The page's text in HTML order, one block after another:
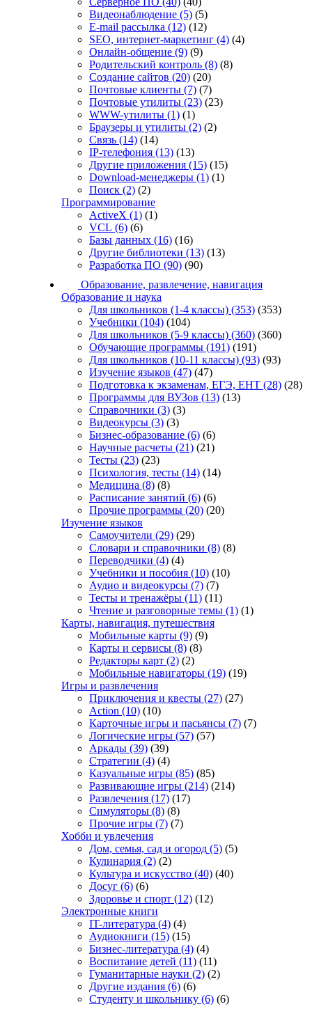
Видеонаблюдение (5) (5)
E-mail рассылка (12) (12)
SEO, интернет-маркетинг (4) (4)
Онлайн-общение (9) (9)
Родительский контроль (8) (8)
Создание сайтов (20) (20)
Почтовые клиенты (7) (7)
Почтовые утилиты (23) (23)
WWW-утилиты (1) (1)
Браузеры и утилиты (2) (2)
Связь (14) (14)
IP-телефония (13) (13)
Другие приложения (15) (15)
Download-менеджеры (1) (1)
Поиск (2) (2)
Программирование
ActiveX (1) (1)
VCL (6) (6)
Базы данных (16) (16)
Другие библиотеки (13) (13)
Разработка ПО (90) (90)
Образование, развлечение, навигация
Образование и наука
Для школьников (1-4 классы) (353) (353)
Учебники (104) (104)
Для школьников (5-9 классы) (360) (360)
Обучающие программы (191) (191)
Для школьников (10-11 классы) (93) (93)
Изучение языков (47) (47)
Подготовка к экзаменам, ЕГЭ, ЕНТ (28) (28)
Программы для ВУЗов (13) (13)
Справочники (3) (3)
Видеокурсы (3) (3)
Бизнес-образование (6) (6)
Научные расчеты (21) (21)
Тесты (23) (23)
Психология, тесты (14) (14)
Медицина (8) (8)
Расписание занятий (6) (6)
Прочие программы (20) (20)
Изучение языков
Самоучители (29) (29)
Словари и справочники (8) (8)
Переводчики (4) (4)
Учебники и пособия (10) (10)
Аудио и видеокурсы (7) (7)
Тесты и тренажёры (11) (11)
Чтение и разговорные темы (1) (1)
Карты, навигация, путешествия
Мобильные карты (9) (9)
Карты и сервисы (8) (8)
Редакторы карт (2) (2)
Мобильные навигаторы (19) (19)
Игры и развлечения
Приключения и квесты (27) (27)
Action (10) (10)
Карточные игры и пасьянсы (7) (7)
Логические игры (57) (57)
Аркады (39) (39)
Стратегии (4) (4)
Казуальные игры (85) (85)
Развивающие игры (214) (214)
Развлечения (17) (17)
Симуляторы (8) (8)
Прочие игры (7) (7)
Хобби и увлечения
Дом, семья, сад и огород (5) (5)
Кулинария (2) (2)
Культура и искусство (40) (40)
Досуг (6) (6)
Здоровье и спорт (12) (12)
Электронные книги
IT-литература (4) (4)
Аудиокниги (15) (15)
Бизнес-литература (4) (4)
Воспитание детей (11) (11)
Гуманитарные науки (2) (2)
Другие издания (6) (6)
Студенту и школьнику (6) (6)